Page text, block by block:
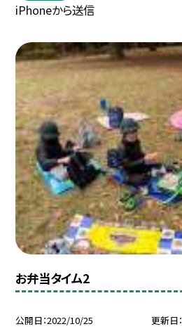
iPhoneから送信
お弁当タイム2
公開日 2022/10/25 更新日